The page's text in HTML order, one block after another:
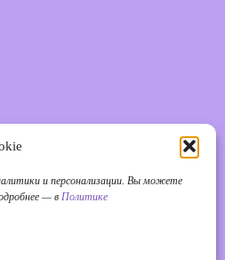
и персонализации. Вы можете
— в Политике